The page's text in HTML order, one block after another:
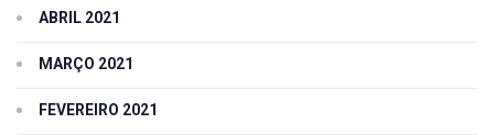
ABRIL 2021
MARÇO 2021
FEVEREIRO 2021